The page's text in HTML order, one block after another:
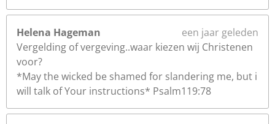
Helena Hageman
een jaar geleden
Vergelding of vergeving..waar kiezen wij Christenen
voor?
*May the wicked be shamed for slandering me, but i
will talk of Your instructions* Psalm119:78